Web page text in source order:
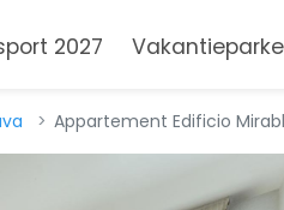
2027
Appartement Edificio